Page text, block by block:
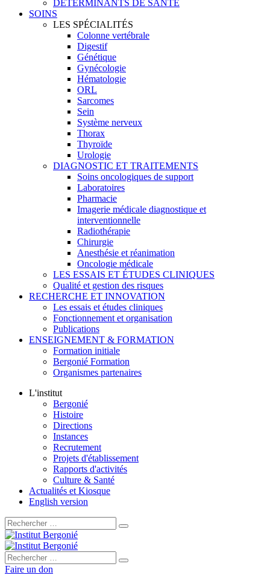
DÉTERMINANTS DE SANTÉ
SOINS
LES SPÉCIALITÉS
Colonne vertébrale
Digestif
Génétique
Gynécologie
Hématologie
ORL
Sarcomes
Sein
Système nerveux
Thorax
Thyroïde
Urologie
DIAGNOSTIC ET TRAITEMENTS
Soins oncologiques de support
Laboratoires
Pharmacie
Imagerie médicale diagnostique et
interventionnelle
Radiothérapie
Chirurgie
Anesthésie et réanimation
Oncologie médicale
LES ESSAIS ET ÉTUDES CLINIQUES
Qualité et gestion des risques
RECHERCHE ET INNOVATION
Les essais et études cliniques
Fonctionnement et organisation
Publications
ENSEIGNEMENT & FORMATION
Formation initiale
Bergonié Formation
Organismes partenaires
L'institut
Bergonié
Histoire
Directions
Instances
Recrutement
Projets d'établissement
Rapports d'activités
Culture & Santé
Actualités et Kiosque
English version
Rechercher :
Rechercher :
Faire un don